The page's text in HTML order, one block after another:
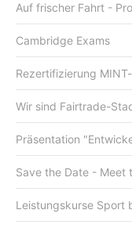
Auf frischer Fahrt -
Cambridge Exams
Rezertifizierung
Wir sind Fairtrade-
Präsentation
Save the Date - Meet
Leistungskurse Sport